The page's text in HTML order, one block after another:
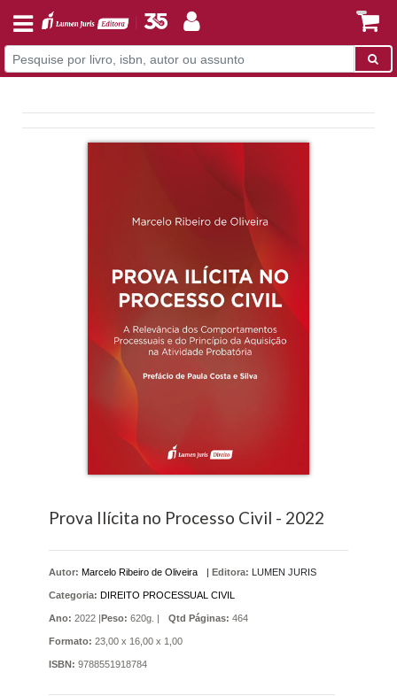
Prova Ilícita no Processo Civil - 2022
Autor: Marcelo Ribeiro de Oliveira Editora: LUMEN JURIS
Categoria: DIREITO PROCESSUAL CIVIL
Ano: 2022 | Peso: 620g. | Qtd Páginas: 464
Formato: 23,00 x 16,00 x 1,00
ISBN: 9788551918784